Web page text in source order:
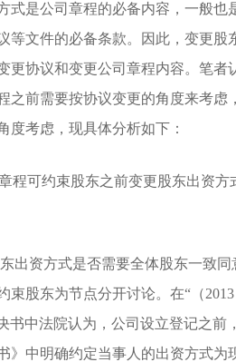
式是公司章程的必备内容，一般也
等文件的必备条款。因此，变更股
更协议和变更公司章程内容。笔者
之前需要按协议变更的角度来考虑
度考虑，现具体分析如下：
程可约束股东之前变更股东出资方
出资方式是否需要全体股东一致
束股东为节点分开讨论。在“（
书中法院认为，公司设立登记之前
》中明确约定当事人的出资方式为